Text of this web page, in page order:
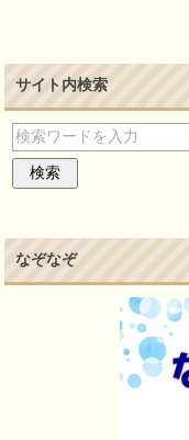
サイト内検索
なぞなぞ